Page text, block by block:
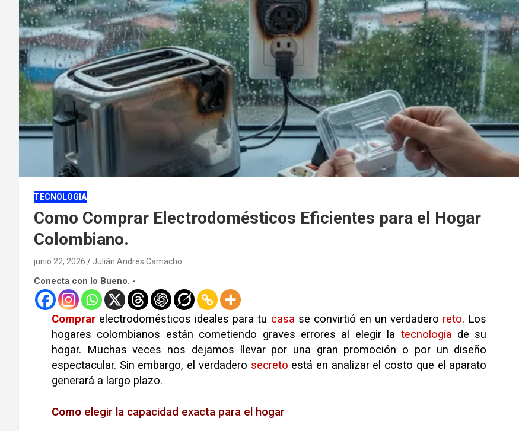
TECNOLOGIA
Como Comprar Electrodomésticos Eficientes para el Hogar
Colombiano.
junio 22, 2026 Julián Andrés Camacho
Conecta con lo Bueno. -
Comprar electrodomésticos ideales para tu casa se convirtió en un verdadero reto. Los
hogares colombianos están cometiendo graves errores al elegir la tecnología de su
hogar. Muchas veces nos dejamos llevar por una gran promoción o por un diseño
espectacular. Sin embargo, el verdadero secreto está en analizar el costo que el aparato
generará a largo plazo.
Como elegir la capacidad exacta para el hogar